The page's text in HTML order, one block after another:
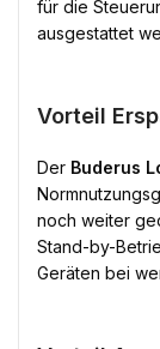
für die
ausgestattet
Vorteil
Der Buderus
noch weiter
Stand-by-
Geräten bei